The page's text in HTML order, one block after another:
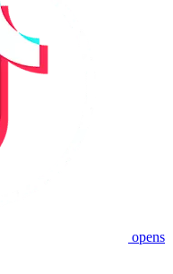
opens